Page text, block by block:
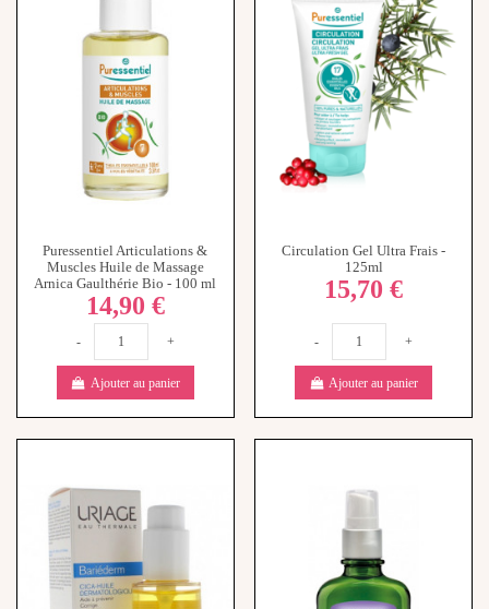
Puressentiel Articulations &
Muscles Huile de Massage
Arnica Gaulthérie Bio - 100 ml
14,90 €
- +
Ajouter au panier
Circulation Gel Ultra Frais -
125ml
15,70 €
- +
Ajouter au panier